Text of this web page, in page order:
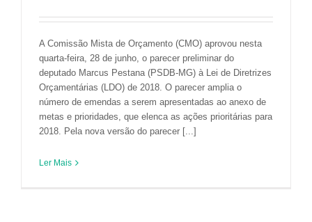
A Comissão Mista de Orçamento (CMO) aprovou nesta
quarta-feira, 28 de junho, o parecer preliminar do
deputado Marcus Pestana (PSDB-MG) à Lei de Diretrizes
Orçamentárias (LDO) de 2018. O parecer amplia o
número de emendas a serem apresentadas ao anexo de
metas e prioridades, que elenca as ações prioritárias para
2018. Pela nova versão do parecer [...]
Ler Mais